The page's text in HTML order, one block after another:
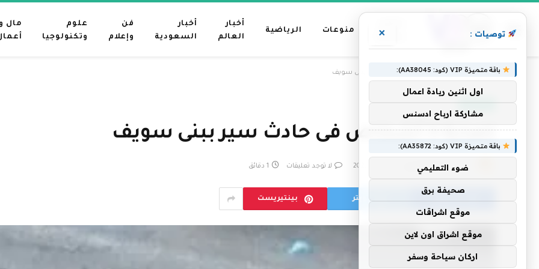
رئيسية
منوعات الرياضية
أخبار
العالم
أخبار
السعودية
فن
وإعلام
علوم
وتكنولوجيا
مال و
الرئيسية » إصابة 3 أشخاص فى حادث سير ببنى سويف
إصابة 3 أشخاص فى حادث سير ببنى سويف
بواسطة فريق التحرير لا توجد تعليقات 1 دقائق
تويتر بينتيريست
توصيات : ×
باقة متميزة VIP (كود: AA38045):
اول اثنين ريادة اعمال
مشاركة ارباح ادسنس
باقة متميزة VIP (كود: AA35872):
ضوء التعليمي
صحيفة برق
موقع اشراقات
موقع اشراق اون لاين
اركان سياحة وسفر